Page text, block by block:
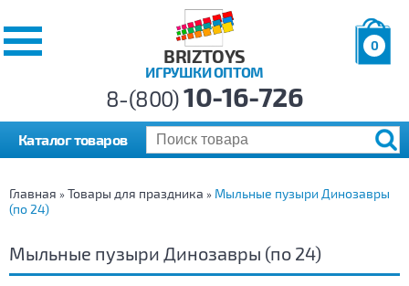
BRIZTOYS
ИГРУШКИ ОПТОМ
0
р.
8-(800)10-16-726
Каталог товаров
Главная » Товары для праздника » Мыльные пузыри Динозавры
(по 24)
Мыльные пузыри Динозавры (по 24)